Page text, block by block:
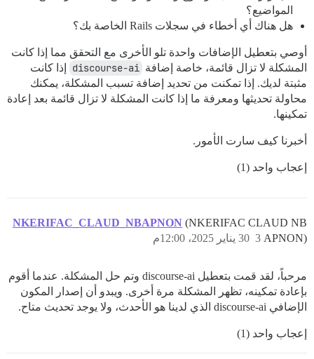
المواضيع؟
هل هناك أي أخطاء في سجلات Rails الخاصة بك؟
أوصي بتعطيل الإضافات واحدة تلو الأخرى مع التحقق مما إذا كانت
المشكلة لا تزال قائمة، خاصة إضافة discourse-ai
إذا كانت
مثبتة لديك. إذا تمكنت من تحديد إضافة تسبب المشكلة، يمكنك
محاولة تحديثها ومعرفة ما إذا كانت المشكلة لا تزال قائمة بعد إعادة
تمكينها.
أخبرنا كيف سارت الأمور.
إعجاب واحد (1)
NKERIFAC_CLAUD_NBAPNON (NKERIFAC CLAUD NB
APNON)
30 يناير 2025، 12:00م 3
مرحباً، لقد قمت بتعطيل discourse-ai وتم حل المشكلة. عندما أقوم
بإعادة تمكينه، تظهر المشكلة مرة أخرى. ويبدو أن إصدار المكون
الإضافي discourse-ai الذي لدينا هو الأحدث، ولا يوجد تحديث متاح.
إعجاب واحد (1)